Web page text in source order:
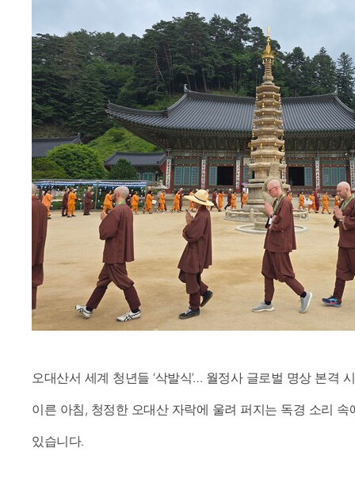
오대산서 세계 청년들 ‘삭발식’… 월정사 글로벌 명상 본격
이른 아침, 청정한 오대산 자락에 울려 퍼지는 독경 소리
있습니다.